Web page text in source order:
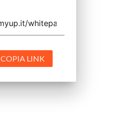
COPIA LINK